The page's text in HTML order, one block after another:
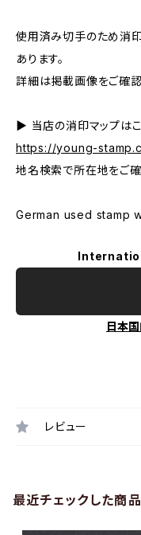
使用済み切手のため消
あります。
詳細は掲載画像をご確認
▶ 当店の消印マップはこ
https://young-
地名検索で所在地をご確
German used stamp
日本
レビュー
最近チェックした商品